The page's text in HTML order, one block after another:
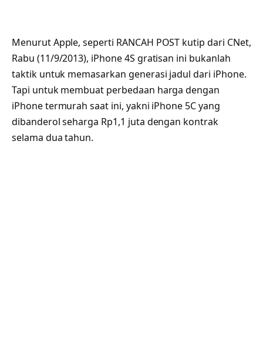
Menurut Apple, seperti RANCAH POST kutip dari CNet,
Rabu (11/9/2013), iPhone 4S gratisan ini bukanlah
taktik untuk memasarkan generasi jadul dari iPhone.
Tapi untuk membuat perbedaan harga dengan
iPhone termurah saat ini, yakni iPhone 5C yang
dibanderol seharga Rp1,1 juta dengan kontrak
selama dua tahun.